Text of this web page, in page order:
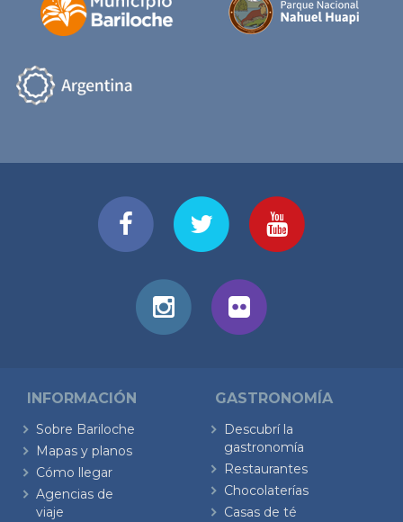
INFORMACIÓN
Sobre Bariloche
Mapas y planos
Cómo llegar
Agencias de
viaje
GASTRONOMÍA
Descubrí la
gastronomía
Restaurantes
Chocolaterías
Casas de té